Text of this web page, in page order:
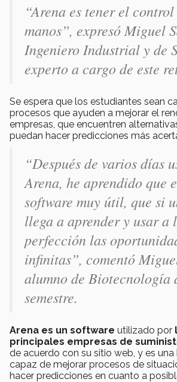
“Arena es tener el
manos”, expresó Miguel
Ingeniero Industrial y de
experto a cargo de este
Se espera que los estudiantes sean
procesos que ayuden a mejorar el
empresas, que encuentren
puedan hacer predicciones más
“Después de varios días
Arena, he aprendido que
software muy útil, que si
llega a aprender y usar a
perfección las
infinitas”, comentó
alumno de Biotecnología
semestre.
Arena es un software utilizado por
principales empresas de
de acuerdo con su sitio web, y es una
capaz de mejorar procesos de
hacer predicciones en cuanto a